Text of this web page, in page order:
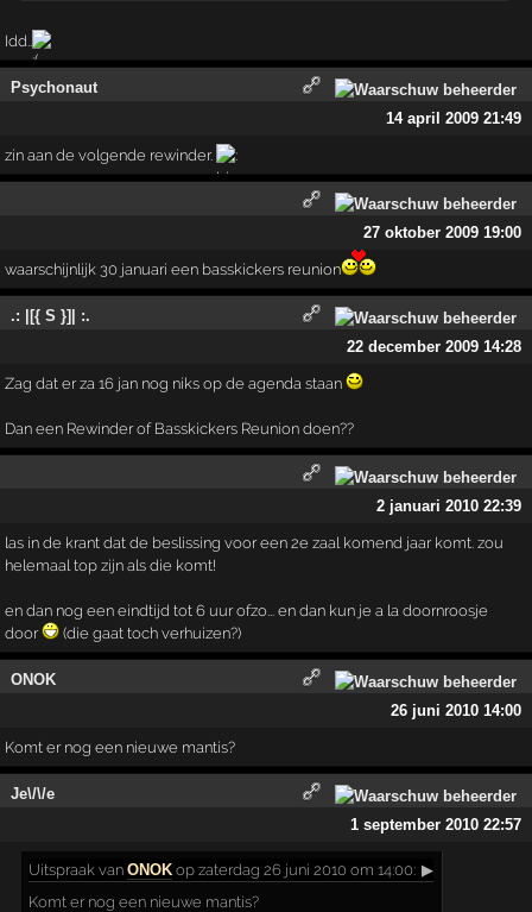
Idd..
Psychonaut
14 april 2009 21:49
zin aan de volgende rewinder.
27 oktober 2009 19:00
waarschijnlijk 30 januari een basskickers reunion
.: |[{ S }]| :.
22 december 2009 14:28
Zag dat er za 16 jan nog niks op de agenda staan
Dan een Rewinder of Basskickers Reunion doen??
2 januari 2010 22:39
las in de krant dat de beslissing voor een 2e zaal komend jaar komt. zou
helemaal top zijn als die komt!
en dan nog een eindtijd tot 6 uur ofzo... en dan kun je a la doornroosje
door
(die gaat toch verhuizen?)
ONOK
26 juni 2010 14:00
Komt er nog een nieuwe mantis?
Je\/\/e
1 september 2010 22:57
Uitspraak vanONOK op zaterdag 26 juni 2010 om 14:00: ▶
Komt er nog een nieuwe mantis?